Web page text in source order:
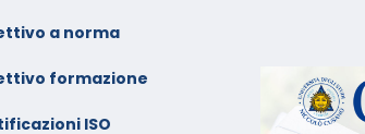
a norma
formazione
ISO